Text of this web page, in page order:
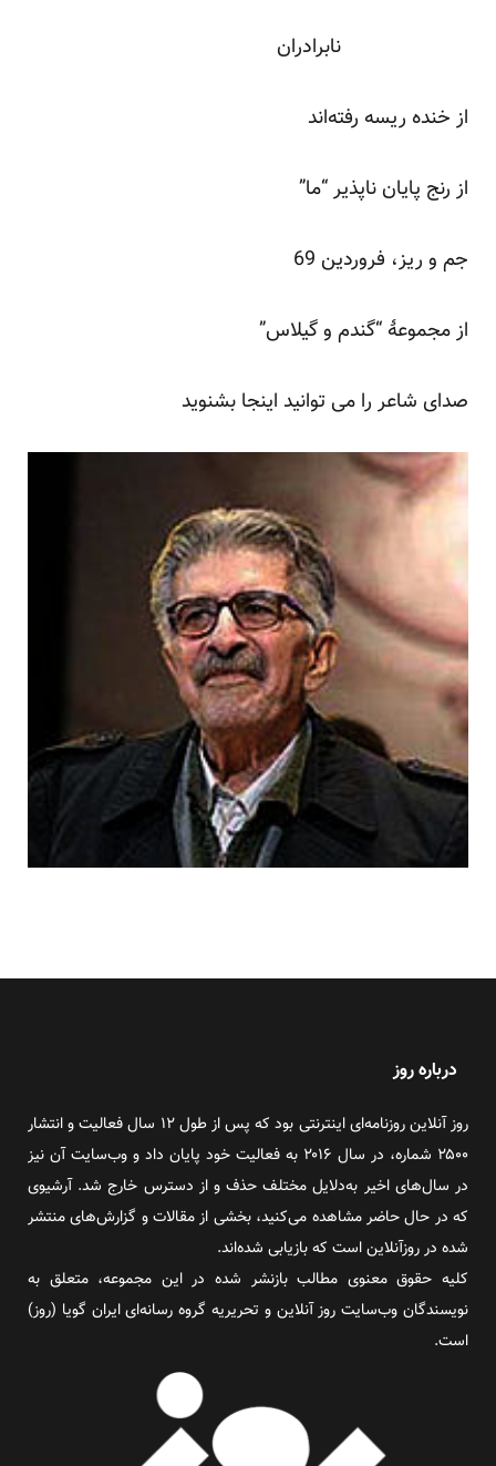
نابرادران
از خنده ریسه رفته‌اند
از رنج پایان ناپذیر “ما”
جم و ریز، فروردین 69
از مجموعۀ “گندم و گیلاس”
صدای شاعر را می توانید اینجا بشنوید
درباره روز
روز آنلاین روزنامه‌ای اینترنتی بود که پس از طول ۱۲ سال فعالیت و انتشار
۲۵۰۰ شماره، در سال ۲۰۱۶ به فعالیت خود پایان داد و وب‌سایت آن نیز
در سال‌های اخیر به‌دلایل مختلف حذف و از دسترس خارج شد. آرشیوی
که در حال حاضر مشاهده می‌کنید، بخشی از مقالات و گزارش‌های منتشر
شده در روزآنلاین است که بازیابی شده‌اند.
کلیه حقوق معنوی مطالب بازنشر شده در این مجموعه، متعلق به
نویسندگان وب‌سایت روز آنلاین و تحریریه گروه رسانه‌ای ایران گویا (روز)
است.